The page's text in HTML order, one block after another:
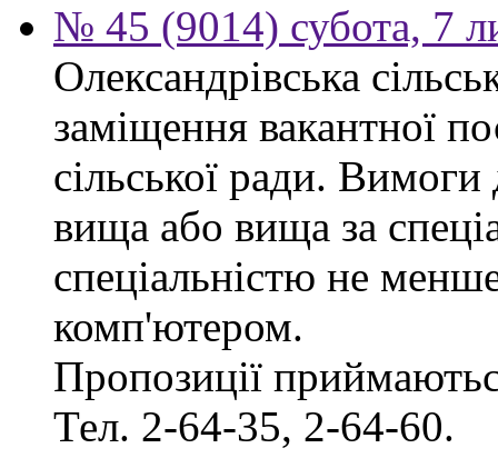
№ 45 (9014) субота, 7
Олександрівська
заміщення вакантної
сільської ради. Вимоги
вища або вища за
спеціальністю не
комп'ютером.
Пропозиції
Тел. 2-64-35, 2-64-60.